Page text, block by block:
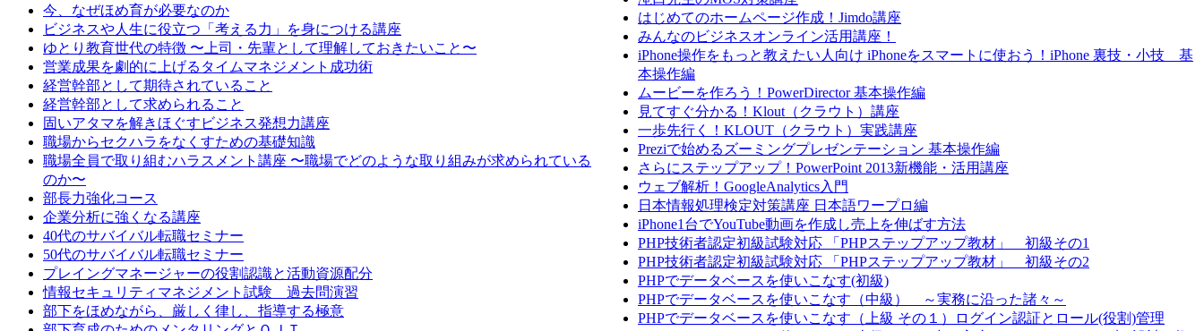
今、なぜほめ育が必要なのか
ビジネスや人生に役立つ「考える力」を身につける講座
ゆとり教育世代の特徴 〜上司・先輩として理解しておきたいこと〜
営業成果を劇的に上げるタイムマネジメント成功術
経営幹部として期待されていること
経営幹部として求められること
固いアタマを解きほぐすビジネス発想力講座
職場からセクハラをなくすための基礎知識
職場全員で取り組むハラスメント講座 〜職場でどのような取り組みが求められている
のか〜
部長力強化コース
企業分析に強くなる講座
40代のサバイバル転職セミナー
50代のサバイバル転職セミナー
プレイングマネージャーの役割認識と活動資源配分
情報セキュリティマネジメント試験 過去問演習
部下をほめながら、厳しく律し、指導する極意
はじめてのホームページ作成！Jimdo講座
みんなのビジネスオンライン活用講座！
iPhone操作をもっと教えたい人向け iPhoneをスマートに使おう！iPhone 裏技・小技 基
本操作編
ムービーを作ろう！PowerDirector 基本操作編
見てすぐ分かる！Klout（クラウト）講座
一歩先行く！KLOUT（クラウト）実践講座
Preziで始めるズーミングプレゼンテーション 基本操作編
さらにステップアップ！PowerPoint 2013新機能・活用講座
ウェブ解析！GoogleAnalytics入門
日本情報処理検定対策講座 日本語ワープロ編
iPhone1台でYouTube動画を作成し売上を伸ばす方法
PHP技術者認定初級試験対応 「PHPステップアップ教材」 初級その1
PHP技術者認定初級試験対応 「PHPステップアップ教材」 初級その2
PHPでデータベースを使いこなす(初級)
PHPでデータベースを使いこなす（中級） ～実務に沿った諸々～
PHPでデータベースを使いこなす（上級 その１）ログイン認証とロール(役割)管理